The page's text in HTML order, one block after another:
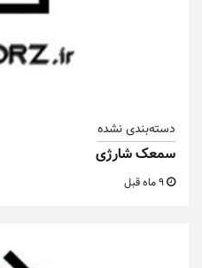
دسته‌بندی نشده
سمعک شارژی